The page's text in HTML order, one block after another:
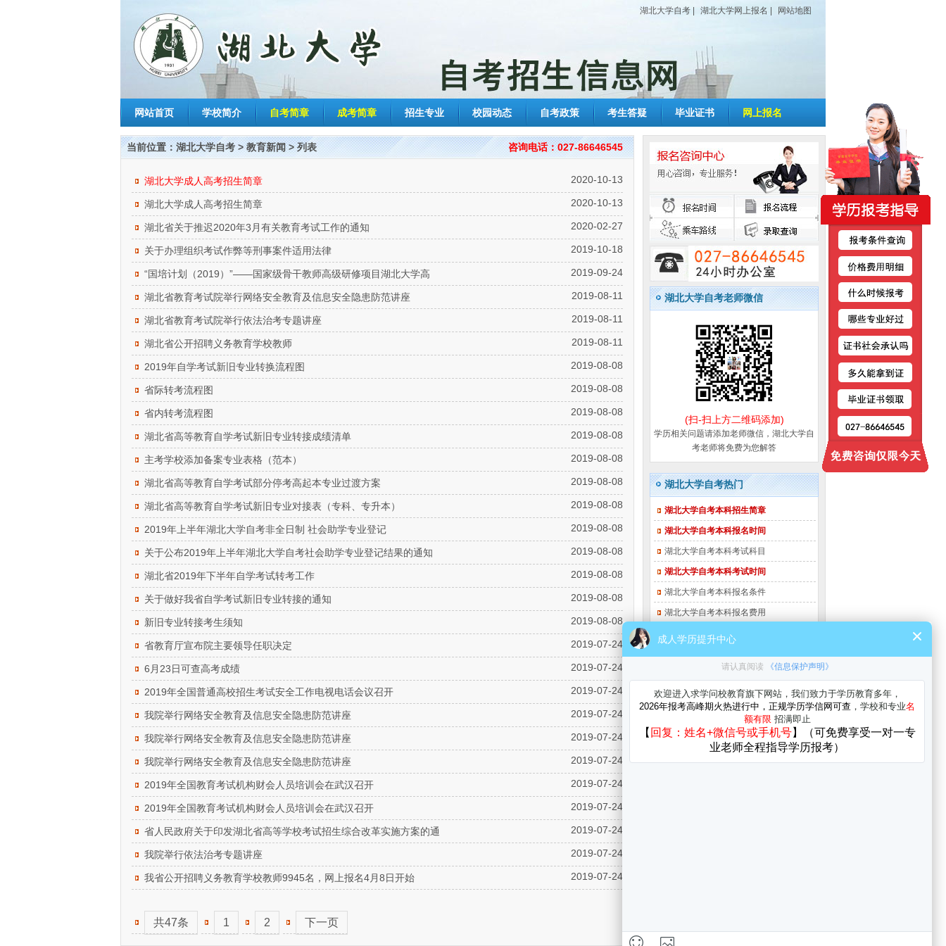
湖北大学自考 湖北大学网上报名 网站地图
网站首页 学校简介 自考简章 成考简章 招生专业 校园动态 自考政策 考生答疑 毕业证书 网上报名
湖北大学自考老师微信
(扫-扫上方二维码添加)
学历相关问题请添加老师微信，湖北大学自
考老师将免费为您解答
湖北大学自考热门
湖北大学自考本科招生简章
湖北大学自考本科报名时间
湖北大学自考本科考试科目
湖北大学自考本科考试时间
湖北大学自考本科报名条件
湖北大学自考本科报名费用
湖北大学自考本科成绩查询
湖北大学自考本科免考政策
湖北大学自考本科毕业办理
湖北大学自考答疑 更多>>
南通自考是什么学历
专科报名材料
<a href="//www.zikao365.com/"
咨询电话：027-86646545
当前位置： 湖北大学自考 > 教育新闻> 列表
2020-10-13
湖北大学成人高考招生简章
2020-10-13
湖北大学成人高考招生简章
2020-02-27
湖北省关于推迟2020年3月有关教育考试工作的通知
2019-10-18
关于办理组织考试作弊等刑事案件适用法律
2019-09-24
“国培计划（2019）”——国家级骨干教师高级研修项目湖北大学高
2019-08-11
湖北省教育考试院举行网络安全教育及信息安全隐患防范讲座
2019-08-11
湖北省教育考试院举行依法治考专题讲座
2019-08-11
湖北省公开招聘义务教育学校教师
2019-08-08
2019年自学考试新旧专业转换流程图
2019-08-08
省际转考流程图
2019-08-08
省内转考流程图
2019-08-08
湖北省高等教育自学考试新旧专业转接成绩清单
2019-08-08
主考学校添加备案专业表格（范本）
2019-08-08
湖北省高等教育自学考试部分停考高起本专业过渡方案
2019-08-08
湖北省高等教育自学考试新旧专业对接表（专科、专升本）
2019-08-08
2019年上半年湖北大学自考非全日制 社会助学专业登记
2019-08-08
关于公布2019年上半年湖北大学自考社会助学专业登记结果的通知
2019-08-08
湖北省2019年下半年自学考试转考工作
2019-08-08
关于做好我省自学考试新旧专业转接的通知
2019-08-08
新旧专业转接考生须知
2019-07-24
省教育厅宣布院主要领导任职决定
2019-07-24
6月23日可查高考成绩
2019-07-24
2019年全国普通高校招生考试安全工作电视电话会议召开
2019-07-24
我院举行网络安全教育及信息安全隐患防范讲座
2019-07-24
我院举行网络安全教育及信息安全隐患防范讲座
2019-07-24
我院举行网络安全教育及信息安全隐患防范讲座
2019-07-24
2019年全国教育考试机构财会人员培训会在武汉召开
2019-07-24
2019年全国教育考试机构财会人员培训会在武汉召开
2019-07-24
省人民政府关于印发湖北省高等学校考试招生综合改革实施方案的通
2019-07-24
我院举行依法治考专题讲座
2019-07-24
我省公开招聘义务教育学校教师9945名，网上报名4月8日开始
共47条 1 2 下一页